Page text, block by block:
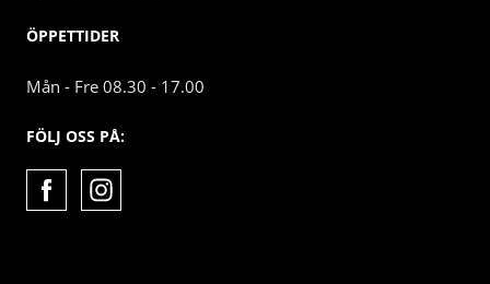
ÖPPETTIDER
Mån - Fre 08.30 - 17.00
FÖLJ OSS PÅ: